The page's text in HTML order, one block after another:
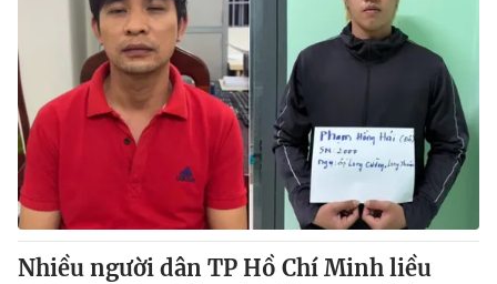
Nhiều người dân TP Hồ Chí Minh liều